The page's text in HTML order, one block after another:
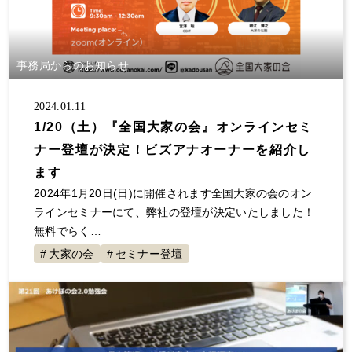
大規模修繕 保険
自主管理
サラリーマン
事業継承 夜逃げ
東京ルール
客付け
不動産投資 節税
事業計画
節税対策
解約 原状回復
不動産投資
確定申告していない
空室対策
決算書 1年目
セミナー登壇
値上げ
事故物件 融資 初年度
展示会
交渉
地主と家主
入居者 不動産収入
経費
税金
全国賃貸住宅新聞
敷金
計算 更新料
固定資産税
グループ相談会 管理会社
漏水
家賃滞納
事務局からのお知らせ
2024.01.11
1/20（土）『全国大家の会』オンラインセミ
ナー登壇が決定！ビズアナオーナーを紹介し
ます
2024年1月20日(日)に開催されます全国大家の会のオン
ラインセミナーにて、弊社の登壇が決定いたしました！
無料でらく…
大家の会
セミナー登壇